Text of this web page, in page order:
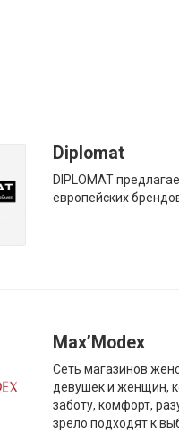
Diplomat
DIPLOMAT
европейских
Max’Modex
Cеть магазинов
девушек и женщин,
заботу, комфорт,
зрело подходят к